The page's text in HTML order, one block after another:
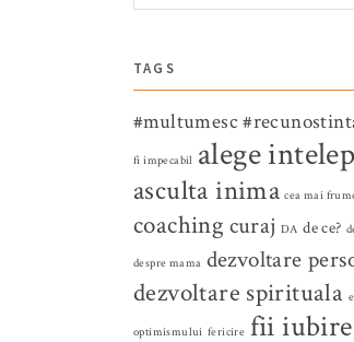
TAGS
#multumesc
fi impecabil alege
asculta inima cea mai
coaching curaj DA de ce?
despre mama dezvoltare
dezvoltare spirituala
optimismului fericire fii iubire